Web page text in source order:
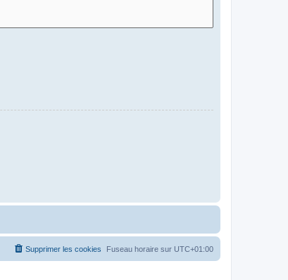
Fuseau horaire sur UTC+01:00
Supprimer les cookies